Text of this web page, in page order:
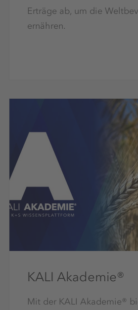
Erträge ab, um die
ernähren.
KALI Akademie®
Mit der KALI Akademie®